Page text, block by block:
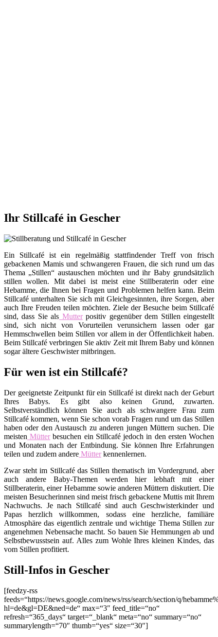
Ihr Stillcafé in Gescher
Ein Stillcafé ist ein regelmäßig stattfindender Treff von frisch
gebackenen Mamis und schwangeren Frauen, die sich rund um das
Thema „Stillen“ austauschen möchten und ihr Baby grundsätzlich
stillen wollen. Mit dabei ist meist eine Stillberaterin oder eine
Hebamme, die Ihnen bei Fragen und Problemen helfen kann. Beim
Stillcafé unterhalten Sie sich mit Gleichgesinnten, ihre Sorgen, aber
auch Ihre Freuden teilen möchten. Ziele der Besuche beim Stillcafé
sind, dass Sie als Mutterpositiv gegenüber dem Stillen eingestellt
sind, sich nicht von Vorurteilen verunsichern lassen oder gar
Hemmschwellen beim Stillen vor allem in der Öffentlichkeit haben.
Beim Stillcafé verbringen Sie aktiv Zeit mit Ihrem Baby und können
sogar ältere Geschwister mitbringen.
Für wen ist ein Stillcafé?
Der geeignetste Zeitpunkt für ein Stillcafé ist direkt nach der Geburt
Ihres Babys. Es gibt also keinen Grund, zuwarten.
Selbstverständlich können Sie auch als schwangere Frau zum
Stillcafé kommen, wenn Sie schon vorab Fragen rund um das Stillen
haben oder den Austausch zu anderen jungen Müttern suchen. Die
meisten Mütterbesuchen ein Stillcafé jedoch in den ersten Wochen
und Monaten nach der Entbindung. Sie können Ihre Erfahrungen
teilen und zudem andere Mütterkennenlernen.
Zwar steht im Stillcafé das Stillen thematisch im Vordergrund, aber
auch andere Baby-Themen werden hier lebhaft mit einer
Stillberaterin, einer Hebamme sowie anderen Müttern diskutiert. Die
meisten Besucherinnen sind meist frisch gebackene Muttis mit Ihrem
Nachwuchs. Je nach Stillcafé sind auch Geschwisterkinder und
Papas herzlich willkommen, sodass eine herzliche, familiäre
Atmosphäre das eigentlich zentrale und wichtige Thema Stillen zur
angenehmen Nebensache macht. So bauen Sie Hemmungen ab und
Selbstbewusstsein auf. Alles zum Wohle Ihres kleinen Kindes, das
vom Stillen profitiert.
Still-Infos in Gescher
[feedzy-rss
feeds=“https://news.google.com/news/rss/search/section/q/
hl=de&gl=DE&ned=de“ max=“3″ feed_title=“no“
refresh=“365_days“ target=“_blank“ meta=“no“ summary=“no“
summarylength=“70″ thumb=“yes“ size=“30″]